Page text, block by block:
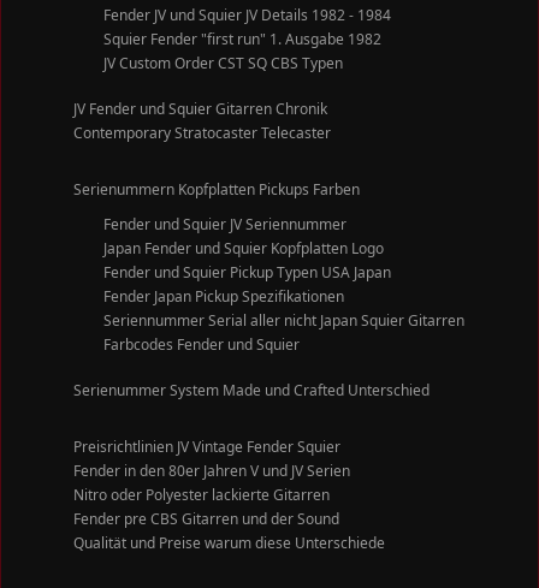
Fender JV und Squier JV Details 1982 - 1984
Squier Fender "first run" 1. Ausgabe 1982
JV Custom Order CST SQ CBS Typen
JV Fender und Squier Gitarren Chronik
Contemporary Stratocaster Telecaster
Serienummern Kopfplatten Pickups Farben
Fender und Squier JV Seriennummer
Japan Fender und Squier Kopfplatten Logo
Fender und Squier Pickup Typen USA Japan
Fender Japan Pickup Spezifikationen
Seriennummer Serial aller nicht Japan Squier Gitarren
Farbcodes Fender und Squier
Serienummer System Made und Crafted Unterschied
Preisrichtlinien JV Vintage Fender Squier
Fender in den 80er Jahren V und JV Serien
Nitro oder Polyester lackierte Gitarren
Fender pre CBS Gitarren und der Sound
Qualität und Preise warum diese Unterschiede